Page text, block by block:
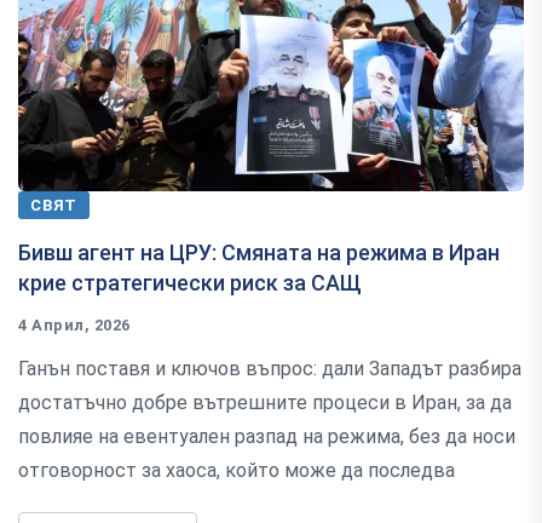
СВЯТ
Бивш агент на ЦРУ: Смяната на режима в Иран
крие стратегически риск за САЩ
4 Април, 2026
Ганън поставя и ключов въпрос: дали Западът разбира
достатъчно добре вътрешните процеси в Иран, за да
повлияе на евентуален разпад на режима, без да носи
отговорност за хаоса, който може да последва